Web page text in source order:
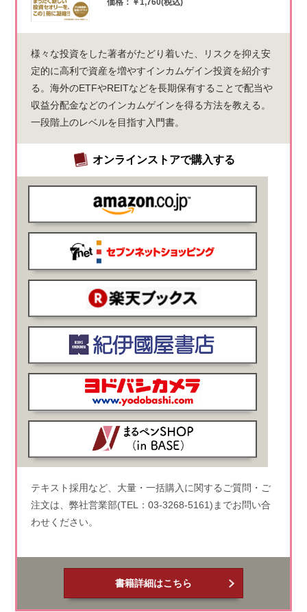
価格：￥1,760(税込)
様々な投資をした著者がたどり着いた、リスクを抑え安
定的に高利で資産を増やすインカムゲイン投資を紹介す
る。海外のETFやREITなどを長期保有することで配当や
収益分配金などのインカムゲインを得る方法を教える。
一段階上のレベルを目指す入門書。
オンラインストアで購入する
テキスト採用など、大量・一括購入に関するご質問・ご
注文は、弊社営業部(TEL：03-3268-5161)までお問い合
わせください。
書籍詳細はこちら